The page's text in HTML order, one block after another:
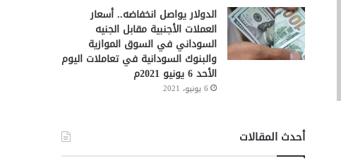
الدولار يواصل انخفاضه.. أسعار
العملات الأجنبية مقابل الجنيه
السوداني في السوق الموازية
والبنوك السودانية في تعاملات اليوم
الأحد 6 يونيو 2021م
6 يونيو، 2021
أحدث المقالات